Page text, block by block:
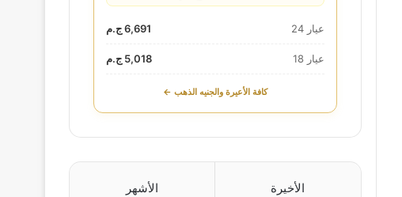
عيار 24 6,691 ج.م
عيار 18 5,018 ج.م
كافة الأعيرة والجنيه الذهب ←
الأخيرة الأشهر